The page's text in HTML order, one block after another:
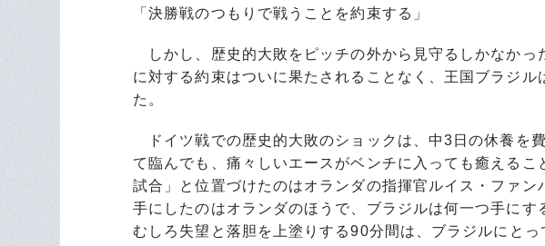
「決勝戦のつもりで戦うことを約束する」
しかし、歴史的大敗をピッチの外から見守るしかなかっ
に対する約束はついに果たされることなく、王国ブラジル
た。
ドイツ戦での歴史的大敗のショックは、中3日の休養を
て臨んでも、痛々しいエースがベンチに入っても癒える
試合」と位置づけたのはオランダの指揮官ルイス・ファン
手にしたのはオランダのほうで、ブラジルは何一つ手にす
むしろ失望と落胆を上塗りする90分間は、ブラジルにとっ